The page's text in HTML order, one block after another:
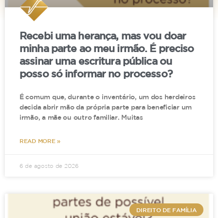
familiares, passam a ser analisadas com maior
cautela. O recado é claro: planejamento sucessório
é legítimo, mas não pode ser utilizado como
instrumento para esvaziar responsabilidades.
O que diz a jurisprudência?
No caso da doação inoficiosa, é importante
destacar que existe um prazo para impugnar a
doação, que é contado a partir do registro do ato
PROCESSUAL CIVIL. AGRAVO INTERNO NO
MANEJADO SOB A ÉGIDE DO NCPC. AÇÃO
ANULATÓRIA DE DOAÇÃO INOFICIOSA.
Recebi uma herança, mas vou doar
minha parte ao meu irmão. É preciso
assinar uma escritura pública ou
posso só informar no processo?
É comum que, durante o inventário, um dos herdeiros
decida abrir mão da própria parte para beneficiar um
irmão, a mãe ou outro familiar. Muitas
READ MORE »
6 de agosto de 2026
DIREITO DE FAMÍLIA